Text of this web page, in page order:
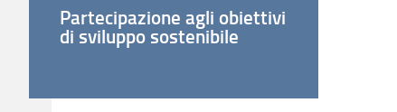
Partecipazione agli obiettivi
di sviluppo sostenibile